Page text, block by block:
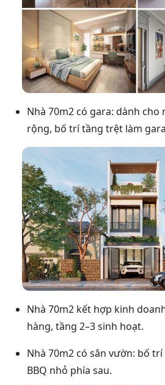
Nhà 70m2 có gara: dành cho
rộng, bố trí tầng trệt làm
Nhà 70m2 kết hợp kinh
hàng, tầng 2–3 sinh hoạt.
Nhà 70m2 có sân vườn: bố
BBQ nhỏ phía sau.